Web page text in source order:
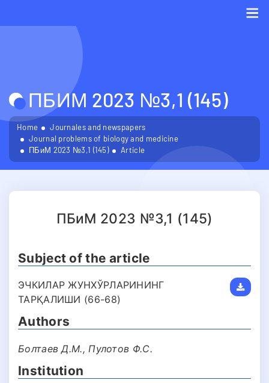
ПБИМ 2023 №3,1 (145)
Home
Journales and newspapers
Journal problems of biology and medicine
ПБиМ 2023 №3,1 (145)
Article
ПБиМ 2023 №3,1 (145)
Subject of the article
ЭЧКИЛАР ЖУНХЎРЛАРИНИНГ
ТАРҚАЛИШИ (66-68)
Authors
Болтаев Д.М., Пулотов Ф.С.
Institution